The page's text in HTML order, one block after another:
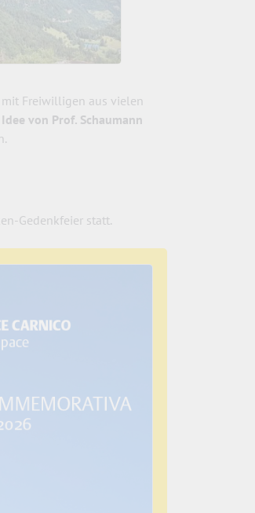
mit Freiwilligen aus vielen
Idee von Prof. Schaumann
Gedenkfeier statt.